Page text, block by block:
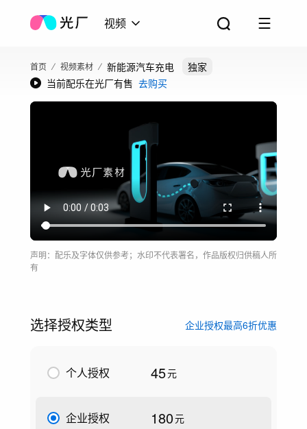
视频
首页 视频素材 新能源汽车充电
独家
当前配乐在光厂有售 去购买
声明：配乐及字体仅供参考；水印不代表署名，作品版权归供稿人所
有
选择授权类型 企业授权最高6折优惠
个人授权 45元
企业授权 180元